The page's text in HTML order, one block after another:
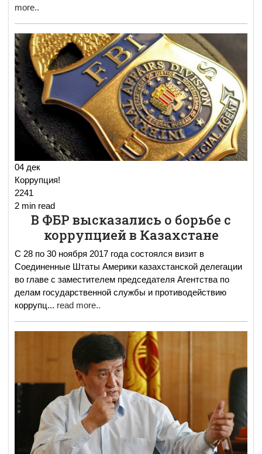
more..
04 дек
Коррупция!
2241
2 min read
В ФБР высказались о борьбе с
коррупцией в Казахстане
С 28 по 30 ноября 2017 года состоялся визит в
Соединенные Штаты Америки казахстанской делегации
во главе с заместителем председателя Агентства по
делам государственной службы и противодействию
коррупц... read more..